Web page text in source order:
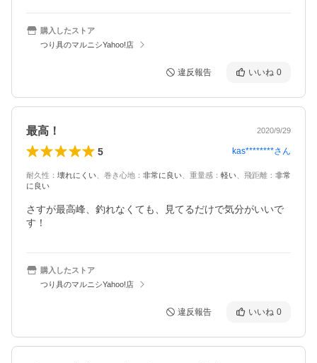
購入したストア
つり具のマルニシYahoo!店
違反報告 いいね 0
最高！ 2020/9/29
5 kas********さん
耐久性 ： 壊れにくい 巻き心地 ： 非常に良い 重量感 ： 軽い 飛距離 ： 非常
に良い
さすが最高峰、釣れなくても、見てるだけで気分がいいで
す！
購入したストア
つり具のマルニシYahoo!店
違反報告 いいね 0